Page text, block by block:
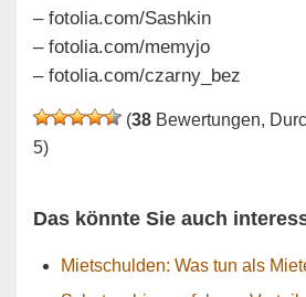
– fotolia.com/Sashkin
– fotolia.com/memyjo
– fotolia.com/czarny_bez
(38 Bewertungen,
5)
Das könnte Sie auch
Mietschulden: Was tun als